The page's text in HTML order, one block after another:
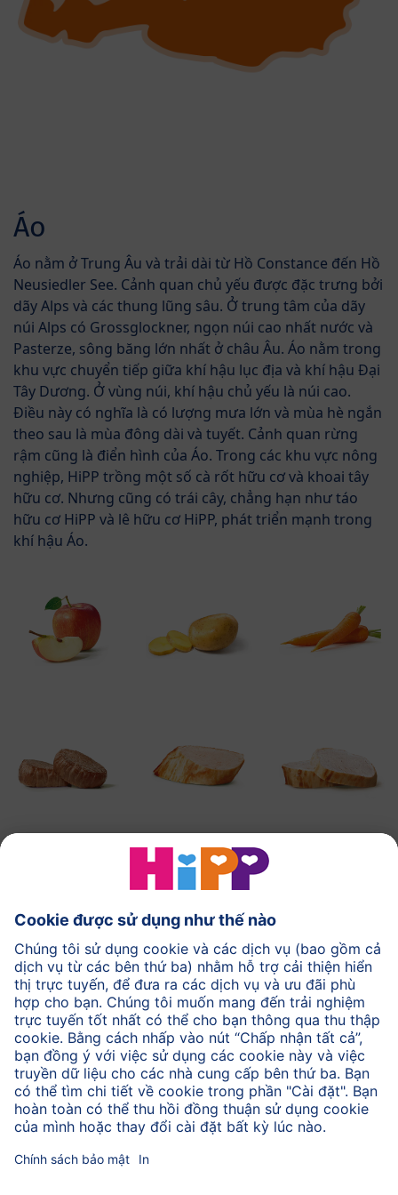
Áo
Áo nằm ở Trung Âu và trải dài từ Hồ Constance đến Hồ
Neusiedler See. Cảnh quan chủ yếu được đặc trưng bởi
dãy Alps và các thung lũng sâu. Ở trung tâm của dãy
núi Alps có Grossglockner, ngọn núi cao nhất nước và
Pasterze, sông băng lớn nhất ở châu Âu. Áo nằm trong
khu vực chuyển tiếp giữa khí hậu lục địa và khí hậu Đại
Tây Dương. Ở vùng núi, khí hậu chủ yếu là núi cao.
Điều này có nghĩa là có lượng mưa lớn và mùa hè ngắn
theo sau là mùa đông dài và tuyết. Cảnh quan rừng
rậm cũng là điển hình của Áo. Trong các khu vực nông
nghiệp, HiPP trồng một số cà rốt hữu cơ và khoai tây
hữu cơ. Nhưng cũng có trái cây, chẳng hạn như táo
hữu cơ HiPP và lê hữu cơ HiPP, phát triển mạnh trong
khí hậu Áo.